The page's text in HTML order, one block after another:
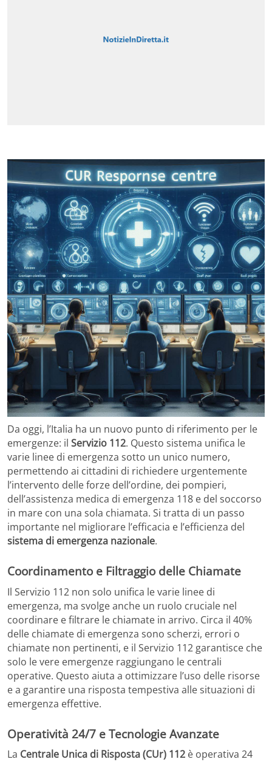
Da oggi, l’Italia ha un nuovo punto di riferimento per le
emergenze: il Servizio 112. Questo sistema unifica le
varie linee di emergenza sotto un unico numero,
permettendo ai cittadini di richiedere urgentemente
l’intervento delle forze dell’ordine, dei pompieri,
dell’assistenza medica di emergenza 118 e del soccorso
in mare con una sola chiamata. Si tratta di un passo
importante nel migliorare l’efficacia e l’efficienza del
sistema di emergenza nazionale.
Coordinamento e Filtraggio delle Chiamate
Il Servizio 112 non solo unifica le varie linee di
emergenza, ma svolge anche un ruolo cruciale nel
coordinare e filtrare le chiamate in arrivo. Circa il 40%
delle chiamate di emergenza sono scherzi, errori o
chiamate non pertinenti, e il Servizio 112 garantisce che
solo le vere emergenze raggiungano le centrali
operative. Questo aiuta a ottimizzare l’uso delle risorse
e a garantire una risposta tempestiva alle situazioni di
emergenza effettive.
Operatività 24/7 e Tecnologie Avanzate
La Centrale Unica di Risposta (CUr) 112 è operativa 24